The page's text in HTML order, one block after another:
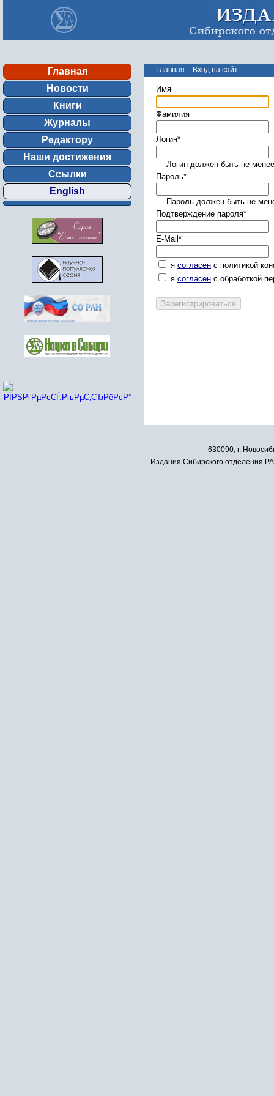
Главная
Новости
Книги
Журналы
Редактору
Наши достижения
Ссылки
English
Главная – Вход на сайт
Имя
Фамилия
Логин*
— Логин должен быть не
Пароль*
— Пароль должен быть не
Подтверждение пароля*
E-Mail *
я согласен с политикой
я согласен с обработкой
630090, г.
Издания Сибирского отделения